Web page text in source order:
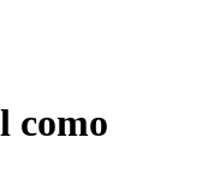
como